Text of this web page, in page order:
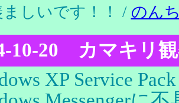
ましいです！！ / のん
10-20 カマキリ
XP Service